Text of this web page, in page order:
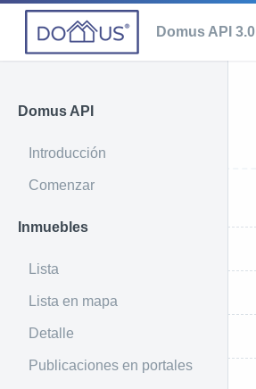
Domus API 3.0
Domus API
Introducción
Comenzar
Inmuebles
Lista
Lista en mapa
Detalle
Publicaciones en portales
Parámetros que recibe